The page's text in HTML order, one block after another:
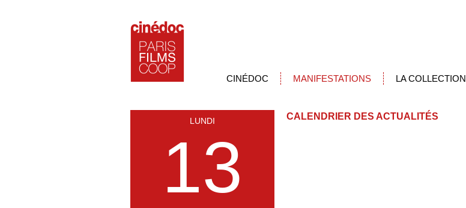
CINÉDOC MANIFESTATIONS LA COLLECTION
LUNDI
13
CALENDRIER DES ACTUALITÉS